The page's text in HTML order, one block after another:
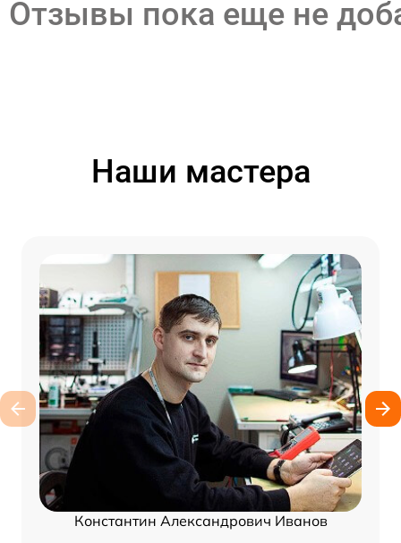
Отзывы пока еще не
Наши мастера
Константин Александрович Иванов